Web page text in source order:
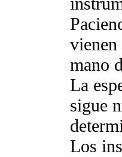
vienen
mano
La
sigue
Los